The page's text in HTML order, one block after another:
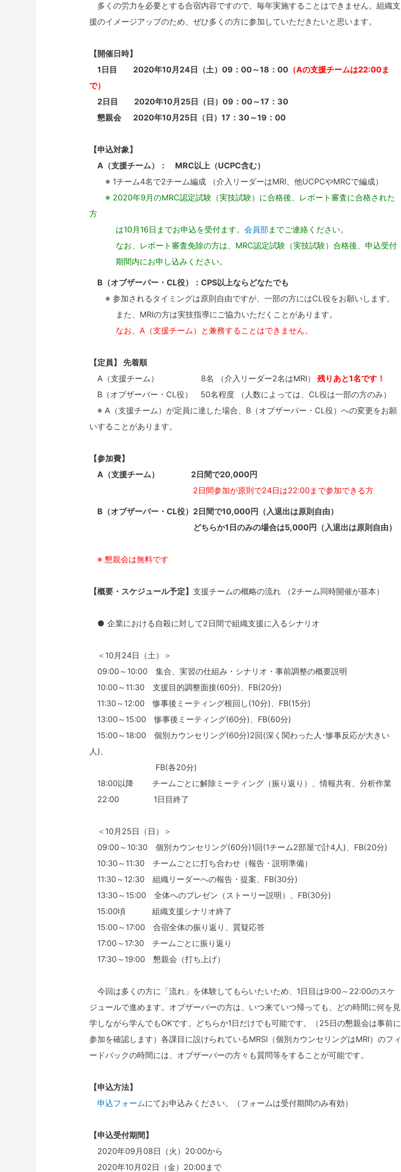
多くの労力を必要とする合宿内容ですので、毎年実施することはできません。組織支
援のイメージアップのため、ぜひ多くの方に参加していただきたいと思います。
【開催日時】
1日目 2020年10月24日（土）09：00～18：00（Aの支援チームは22:00ま
で）
2日目 2020年10月25日（日）09：00～17：30
懇親会 2020年10月25日（日）17：30～19：00
【申込対象】
A（支援チーム）： MRC以上（UCPC含む）
※ 1チーム4名で2チーム編成 （介入リーダーはMRI、他UCPCやMRCで編成）
※ 2020年9月のMRC認定試験（実技試験）に合格後、レポート審査に合格された
方
は10月16日までお申込を受付ます。 会員部 までご連絡ください。
なお、レポート審査免除の方は、MRC認定試験（実技試験）合格後、申込受付
期間内にお申し込みください。
B（オブザーバー・CL役）：CPS以上ならどなたでも
※ 参加されるタイミングは原則自由ですが、一部の方にはCL役をお願いします。
また、MRIの方は実技指導にご協力いただくことがあります。
なお、A（支援チーム）と兼務することはできません。
【定員】 先着順
A（支援チーム） 8名 （介入リーダー2名はMRI）
残りあと1名です！
B（オブザーバー・CL役） 50名程度 （人数によっては、CL役は一部の方のみ）
※ A（支援チーム）が定員に達した場合、B（オブザーバー・CL役）への変更をお願
いすることがあります。
【参加費】
A（支援チーム） 2日間で20,000円
2日間参加が原則で24日は22:00まで参加できる方
B（オブザーバー・CL役）2日間で10,000円（入退出は原則自由）
どちらか1日のみの場合は5,000円（入退出は原則自由）
※ 懇親会は無料です
【概要・スケジュール予定】 支援チームの概略の流れ （2チーム同時開催が基本）
● 企業における自殺に対して2日間で組織支援に入るシナリオ
＜10月24日（土）＞
09:00～10:00 集合、実習の仕組み・シナリオ・事前調整の概要説明
10:00～11:30 支援目的調整面接(60分)、FB(20分)
11:30～12:00 惨事後ミーティング根回し(10分)、FB(15分)
13:00～15:00 惨事後ミーティング(60分)、FB(60分)
15:00～18:00 個別カウンセリング(60分)2回(深く関わった人･惨事反応が大きい
人)、
FB(各20分)
18:00以降 チームごとに解除ミーティング（振り返り）、情報共有、分析作業
22:00 1日目終了
＜10月25日（日）＞
09:00～10:30 個別カウンセリング(60分)1回(1チーム2部屋で計4人)、FB(20分)
10:30～11:30 チームごとに打ち合わせ（報告・説明準備）
11:30～12:30 組織リーダーへの報告・提案、FB(30分)
13:30～15:00 全体へのプレゼン（ストーリー説明）、FB(30分)
15:00頃 組織支援シナリオ終了
15:00～17:00 合宿全体の振り返り、質疑応答
17:00～17:30 チームごとに振り返り
17:30～19:00 懇親会（打ち上げ）
今回は多くの方に「流れ」を体験してもらいたいため、1日目は9:00～22:00のスケ
ジュールで進めます。オブザーバーの方は、いつ来ていつ帰っても、どの時間に何を見
学しながら学んでもOKです。どちらか1日だけでも可能です。（25日の懇親会は事前に
参加を確認します）各課目に設けられているMRSI（個別カウンセリングはMRI）のフィ
ードバックの時間には、オブザーバーの方々も質問等をすることが可能です。
【申込方法】
申込フォームにてお申込みください。（フォームは受付期間のみ有効）
【申込受付期間】
2020年09月08日（火）20:00から
2020年10月02日（金）20:00まで